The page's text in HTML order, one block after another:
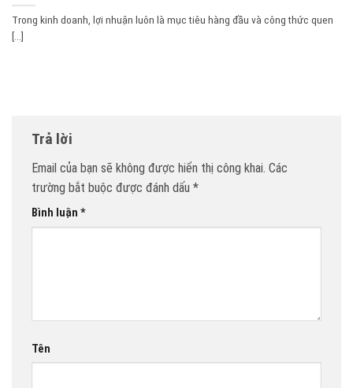
Trong kinh doanh, lợi nhuận luôn là mục tiêu hàng đầu và công thức quen
[...]
Trả lời
Email của bạn sẽ không được hiển thị công khai. Các
trường bắt buộc được đánh dấu *
Bình luận *
Tên